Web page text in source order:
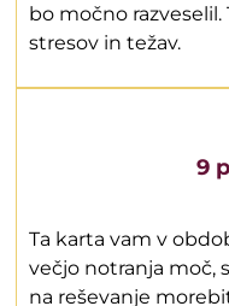
bo močno
stresov in težav.
9
Ta karta vam v
večjo notranja moč,
na reševanje